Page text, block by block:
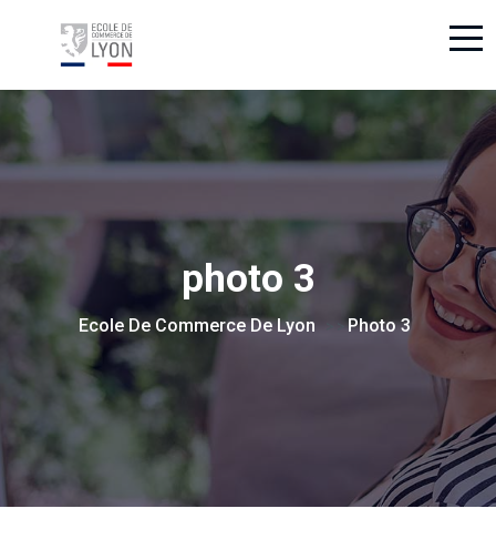
photo 3
Ecole De Commerce De Lyon > >Photo 3